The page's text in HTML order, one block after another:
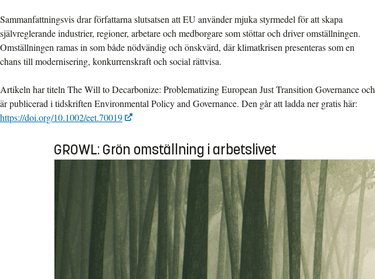
Sammanfattningsvis drar författarna slutsatsen att EU använder mjuka styrmedel för att skapa
självreglerande industrier, regioner, arbetare och medborgare som stöttar och driver omställningen.
Omställningen ramas in som både nödvändig och önskvärd, där klimatkrisen presenteras som en
chans till modernisering, konkurrenskraft och social rättvisa.
Artikeln har titeln The Will to Decarbonize: Problematizing European Just Transition Governance och
är publicerad i tidskriften Environmental Policy and Governance. Den går att ladda ner gratis här:
https://doi.org/10.1002/eet.70019
GROWL: Grön omställning i arbetslivet